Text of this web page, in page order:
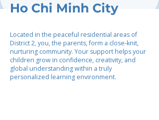
Ho Chi Minh City
Located in the peaceful residential areas of
District 2, you, the parents, form a close-knit,
nurturing community. Your support helps your
children grow in confidence, creativity, and
global understanding within a truly
personalized learning environment.